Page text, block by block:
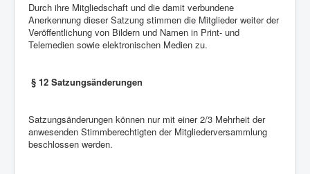
Durch ihre Mitgliedschaft und die damit verbundene
Anerkennung dieser Satzung stimmen die Mitglieder weiter der
Veröffentlichung von Bildern und Namen in Print- und
Telemedien sowie elektronischen Medien zu.
§ 12 Satzungsänderungen
Satzungsänderungen können nur mit einer 2/3 Mehrheit der
anwesenden Stimmberechtigten der Mitgliederversammlung
beschlossen werden.